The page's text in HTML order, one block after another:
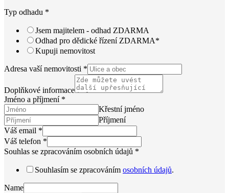
Typ odhadu *
Jsem majitelem - odhad ZDARMA
Odhad pro dědické řízení ZDARMA*
Kupuji nemovitost
Adresa vaší nemovitosti *
Doplňkové informace
Jméno a příjmení *
Křestní jméno
Příjmení
Váš email *
Váš telefon *
Souhlas se zpracováním osobních údajů *
Souhlasím se zpracováním osobních údajů.
Name